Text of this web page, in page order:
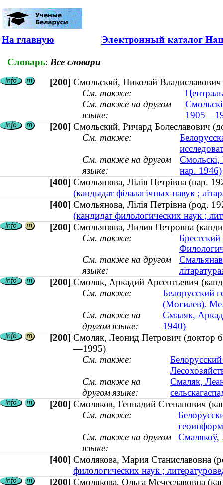
На главную
Словарь: Все словари
[200] Смольский, Николай
См. также:
См. также на другом
языке:
[200] Смольский, Ричард Болеславович
См. также:
См. также на другом
языке:
Смольскі,
нар. 1946)
[400] Смольянова, Лілія Петрівна (нар.
(кандыдат філалагічных навук ;
[400] Смольянова, Лілія Петрівна (род.
(кандидат филологических наук ;
[200] Смольянова, Лилия Петровна
См. также:
См. также на другом
языке:
[200] Смоляк, Аркадий Арсентьевич
См. также:
Белорусский
(Могилев).
См. также на
другом языке:
Смаляк,
1940)
[200] Смоляк, Леонид Петрович (доктор
—1995)
См. также:
См. также на
другом языке:
Смаляк,
[200] Смоляков, Геннадий Степанович
См. также:
См. также на другом
языке:
Смалякоў,
[400] Смолякова, Мария Станиславовна
филологических наук ;
[200] Смолякова, Ольга Мечеславовна